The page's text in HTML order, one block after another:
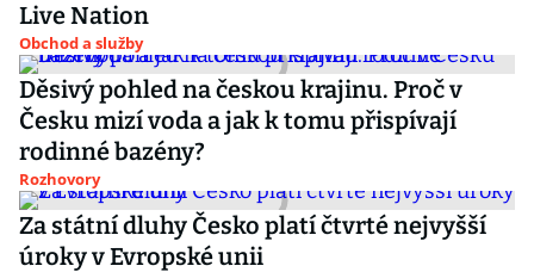
Live Nation
Obchod a služby
Děsivý pohled na českou krajinu. Proč v
Česku mizí voda a jak k tomu přispívají
rodinné bazény?
Rozhovory
Za státní dluhy Česko platí čtvrté nejvyšší
úroky v Evropské unii